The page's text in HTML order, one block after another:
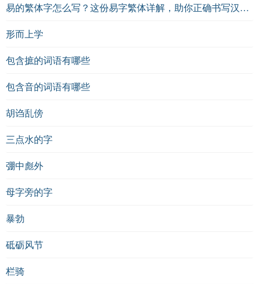
易的繁体字怎么写？这份易字繁体详解，助你正确书写汉字_汉字繁体学习
形而上学
包含摭的词语有哪些
包含音的词语有哪些
胡诌乱傍
三点水的字
弸中彪外
母字旁的字
暴勃
砥砺风节
栏骑